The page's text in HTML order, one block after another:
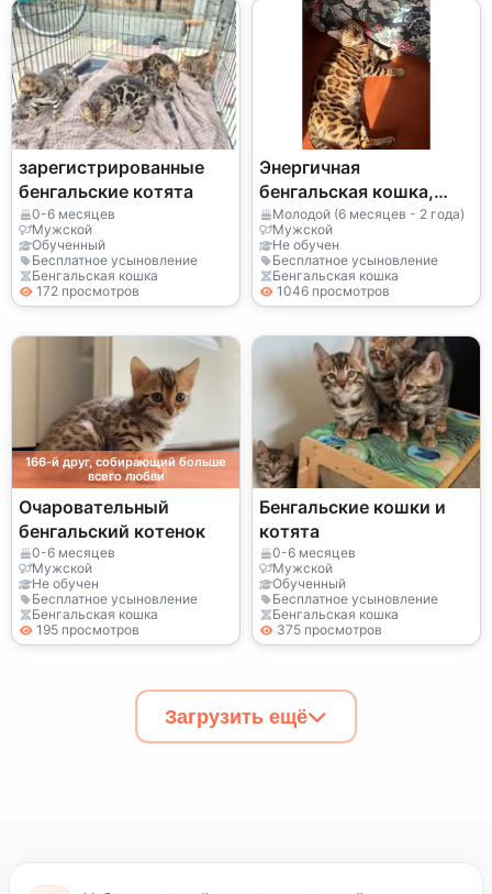
зарегистрированные
бенгальские котята
0-6 месяцев
Мужской
Обученный
Бесплатное усыновление
Бенгальская кошка
172 просмотров
Энергичная
бенгальская кошка,
которая любит
исследовать каждый
уголок дома.
Молодой (6 месяцев - 2 года)
Мужской
Не обучен
Бесплатное усыновление
Бенгальская кошка
1046 просмотров
166-й друг, собирающий больше
всего любви
Очаровательный
бенгальский котенок
0-6 месяцев
Мужской
Не обучен
Бесплатное усыновление
Бенгальская кошка
195 просмотров
Бенгальские кошки и
котята
0-6 месяцев
Мужской
Обученный
Бесплатное усыновление
Бенгальская кошка
375 просмотров
Загрузить ещё